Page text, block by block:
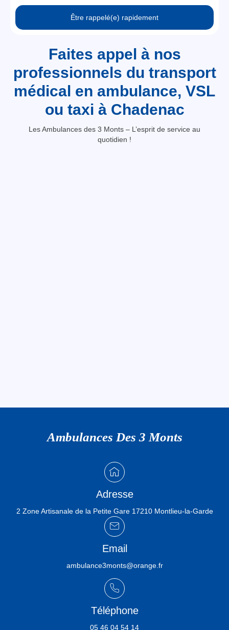
Faites appel à nos
professionnels du transport
médical en ambulance, VSL
ou taxi à Chadenac
Les Ambulances des 3 Monts – L’esprit de service au
quotidien !
Être rappelé(e) rapidement
Ambulances Des 3 Monts
Adresse
2 Zone Artisanale de la Petite Gare 17210 Montlieu-la-Garde
Email
ambulance3monts@orange.fr
Téléphone
05 46 04 54 14